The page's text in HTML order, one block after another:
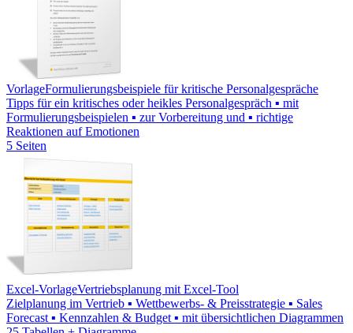
VorlageFormulierungsbeispiele für kritische Personalgespräche
Tipps für ein kritisches oder heikles Personalgespräch ▪ mit
Formulierungsbeispielen ▪ zur Vorbereitung und ▪ richtige
Reaktionen auf Emotionen
5 Seiten
Excel-VorlageVertriebsplanung mit Excel-Tool
Zielplanung im Vertrieb ▪ Wettbewerbs- & Preisstrategie ▪ Sales
Forecast ▪ Kennzahlen & Budget ▪ mit übersichtlichen Diagrammen